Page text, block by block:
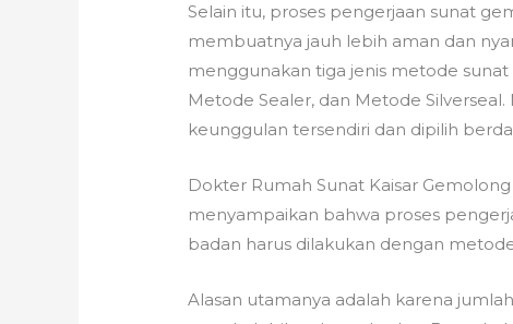
Selain itu, proses pengerjaan sunat
membuatnya jauh lebih aman dan
menggunakan tiga jenis metode
Metode Sealer, dan Metode
keunggulan tersendiri dan dipilih
Dokter Rumah Sunat Kaisar
menyampaikan bahwa proses
badan harus dilakukan dengan
Alasan utamanya adalah karena